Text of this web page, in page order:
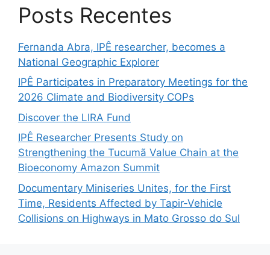
Posts Recentes
Fernanda Abra, IPÊ researcher, becomes a
National Geographic Explorer
IPÊ Participates in Preparatory Meetings for the
2026 Climate and Biodiversity COPs
Discover the LIRA Fund
IPÊ Researcher Presents Study on
Strengthening the Tucumã Value Chain at the
Bioeconomy Amazon Summit
Documentary Miniseries Unites, for the First
Time, Residents Affected by Tapir-Vehicle
Collisions on Highways in Mato Grosso do Sul